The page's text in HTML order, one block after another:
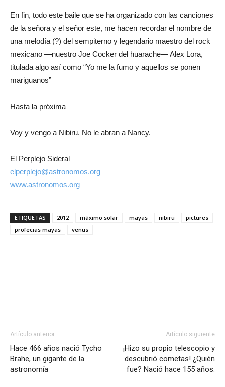
En fin, todo este baile que se ha organizado con las canciones
de la señora y el señor este, me hacen recordar el nombre de
una melodía (?) del sempiterno y legendario maestro del rock
mexicano —nuestro Joe Cocker del huarache— Alex Lora,
titulada algo así como “Yo me la fumo y aquellos se ponen
mariguanos”
Hasta la próxima
Voy y vengo a Nibiru. No le abran a Nancy.
El Perplejo Sideral
elperplejo@astronomos.org
www.astronomos.org
ETIQUETAS 2012 máximo solar mayas nibiru
pictures
profecias mayas
venus
Artículo anterior
Hace 466 años nació Tycho
Brahe, un gigante de la
astronomía
Artículo siguiente
¡Hizo su propio telescopio y
descubrió cometas! ¿Quién
fue? Nació hace 155 años.